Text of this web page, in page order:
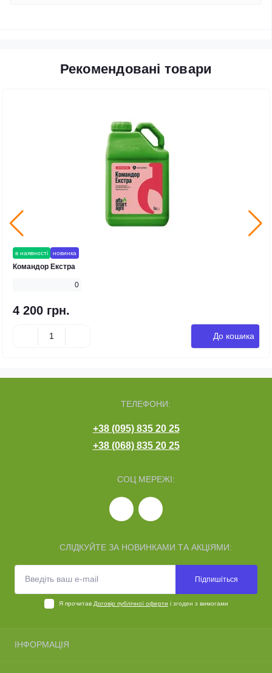
Рекомендовані товари
До кошика
ТЕЛЕФОНИ:
+38 (095) 835 20 25
+38 (068) 835 20 25
СОЦ МЕРЕЖІ:
СЛІДКУЙТЕ ЗА НОВИНКАМИ ТА АКЦІЯМИ:
Підпишіться
Я прочитав Договір публічної оферти і згоден з вимогами
ІНФОРМАЦІЯ